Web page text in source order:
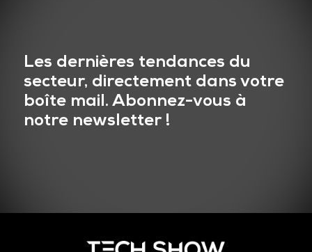
Les dernières tendances du
secteur, directement dans votre
boîte mail. Abonnez-vous à
notre newsletter !